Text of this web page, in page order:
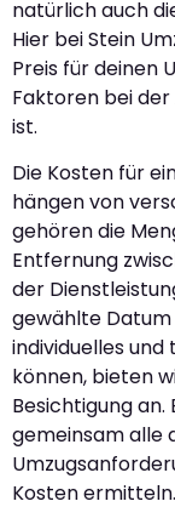
natürlich auch
Hier bei Stein
Preis für deinen
Faktoren bei
ist.
Die Kosten für
hängen von
gehören die
Entfernung
der
gewählte Datum
individuelles
können, bieten
Besichtigung an.
gemeinsam alle
Kosten ermitteln.